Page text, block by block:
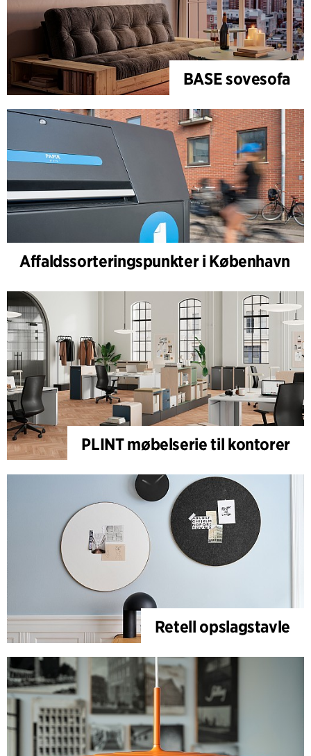
BASE sovesofa
Affaldssorteringspunkter i København
PLINT møbelserie til kontorer
Retell opslagstavle